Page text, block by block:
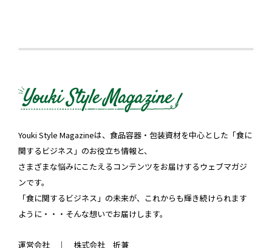
Youki Style Magazineは、食品容器・包装資材を中心とした「食に
関するビジネス」のお役立ち情報と、
さまざまな悩みにこたえるコンテンツをお届けするウェブマガジ
ンです。
「食に関するビジネス」の未来が、これからも輝き続けられます
ように・・・そんな想いでお届けします。
運営会社 ｜ 株式会社 折兼